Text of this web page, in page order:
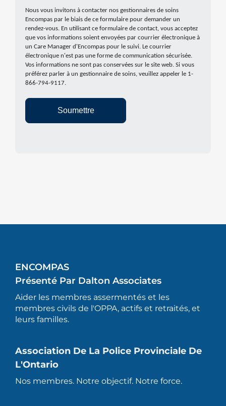
Nous vous invitons à contacter nos gestionnaires de soins
Encompas par le biais de ce formulaire pour demander un
rendez-vous. En utilisant ce formulaire de contact, vous acceptez
que vos informations soient envoyées par courrier électronique à
un Care Manager d'Encompas pour le suivi. Le courrier
électronique n'est pas une forme de communication sécurisée.
Vos informations ne sont pas conservées sur le site web. Si vous
préférez parler à un gestionnaire de soins, veuillez appeler le 1-
866-794-9117.
Soumettre
ENCOMPAS
Présenté Par Dalton Associates
Aider les membres assermentés et les
membres civils de l'OPPA, actifs et retraités, et
leurs familles.
Association De La Police Provinciale De
L'Ontario
Nos membres. Notre objectif. Notre force.